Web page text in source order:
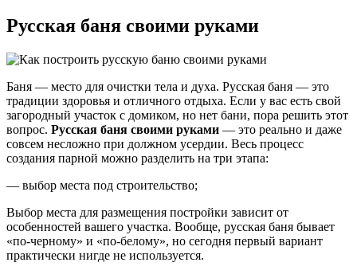
Русская баня своими руками
Баня — место для очистки тела и духа. Русская баня — это
традиции здоровья и отличного отдыха. Если у вас есть свой
загородный участок с домиком, но нет бани, пора решить этот
вопрос. Русская баня своими руками — это реально и даже
совсем несложно при должном усердии. Весь процесс
создания парной можно разделить на три этапа:
— выбор места под строительство;
Выбор места для размещения постройки зависит от
особенностей вашего участка. Вообще, русская баня бывает
«по-черному» и «по-белому», но сегодня первый вариант
практически нигде не используется.